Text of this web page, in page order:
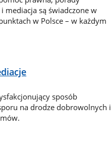
mediacja są świadczone w
w Polsce – w każdym
sposób
na drodze dobrowolnych i